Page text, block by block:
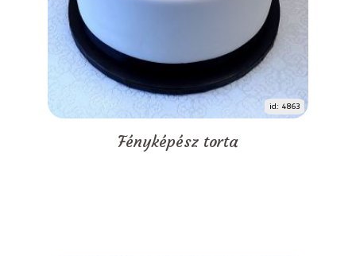
id: 4863
Fényképész torta